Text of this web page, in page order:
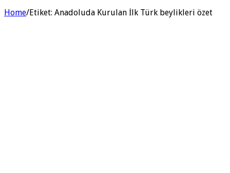
Home/Etiket: Anadoluda Kurulan İlk Türk beylikleri özet